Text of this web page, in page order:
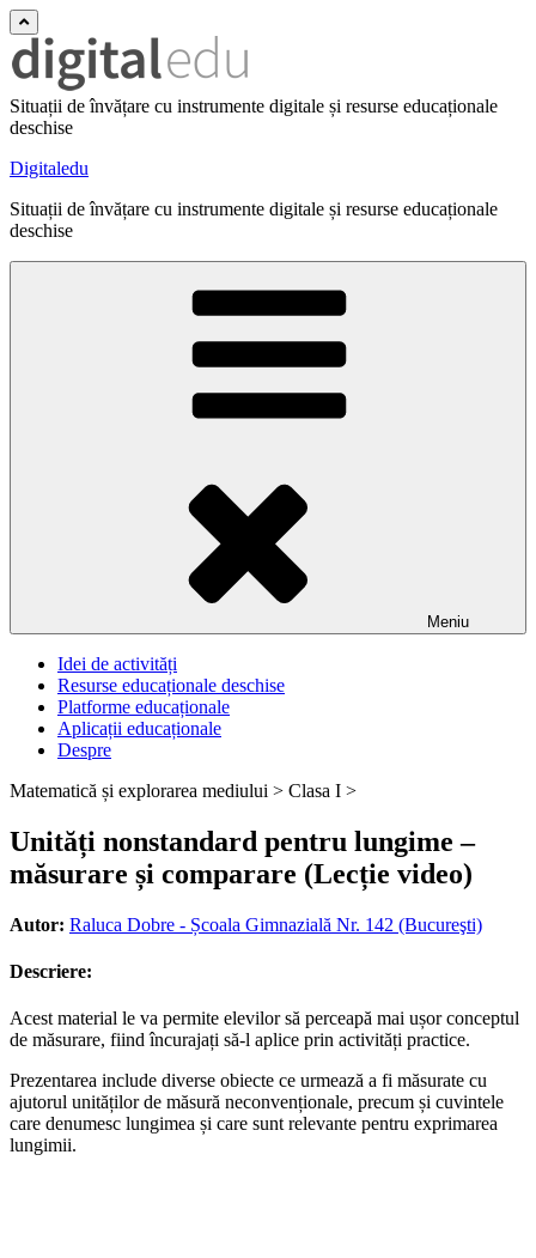
Situații de învățare cu instrumente digitale și resurse educaționale
deschise
Digitaledu
Situații de învățare cu instrumente digitale și resurse educaționale
deschise
Meniu
Idei de activități
Resurse educaționale deschise
Platforme educaționale
Aplicații educaționale
Despre
Matematică și explorarea mediului > Clasa I >
Unități nonstandard pentru lungime –
măsurare și comparare (Lecție video)
Autor: Raluca Dobre - Școala Gimnazială Nr. 142 (Bucureşti)
Descriere:
Acest material le va permite elevilor să perceapă mai ușor conceptul
de măsurare, fiind încurajați să-l aplice prin activități practice.
Prezentarea include diverse obiecte ce urmează a fi măsurate cu
ajutorul unităților de măsură neconvenționale, precum și cuvintele
care denumesc lungimea și care sunt relevante pentru exprimarea
lungimii.